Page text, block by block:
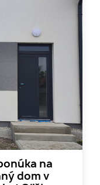
na
dom v